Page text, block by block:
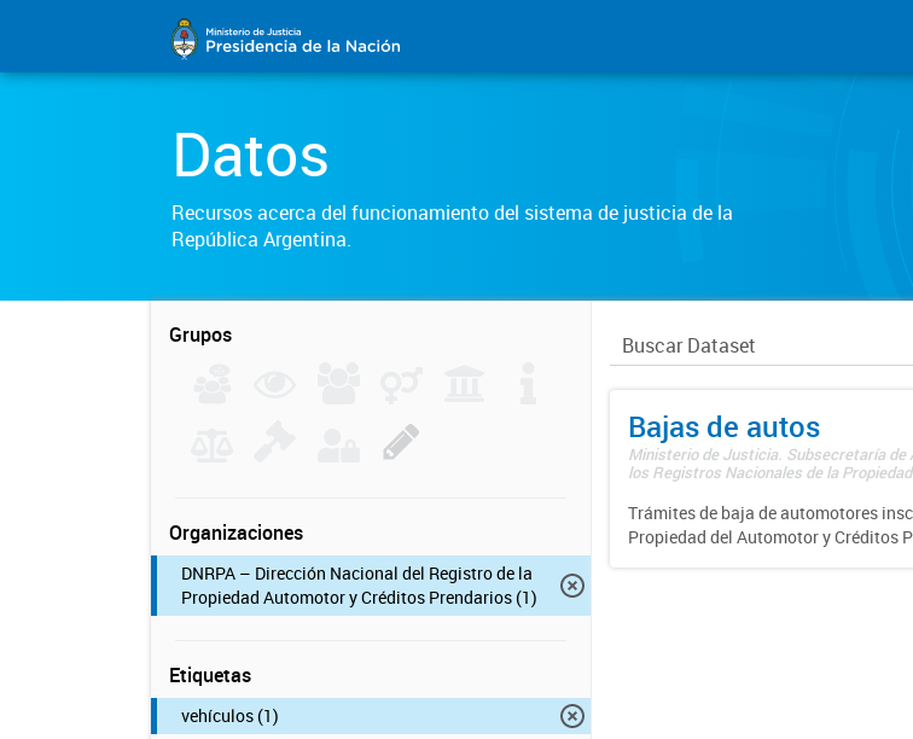
Datos
Recursos acerca del funcionamiento del sistema de justicia de la
República Argentina.
Grupos
Organizaciones
DNRPA – Dirección Nacional del Registro de la
Propiedad Automotor y Créditos Prendarios (1)
Etiquetas
vehículos (1)
Bajas de autos
Ministerio de Justicia. Subsecretaría
los Registros Nacionales de la
Trámites de baja de automotores
Propiedad del Automotor y Créditos